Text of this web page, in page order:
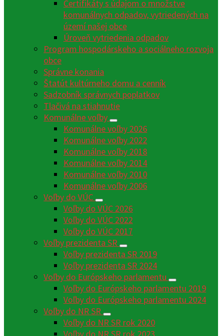
Certifikáty s údajom o množstve
komunálnych odpadov, vytriedených na
území našej obce
Úroveň vytriedenia odpadov
Program hospodárskeho a sociálneho rozvoja
obce
Správne konania
Štatút kultúrneho domu a cenník
Sadzobník správnych poplatkov
Tlačivá na stiahnutie
Komunálne voľby
Komunálne voľby 2026
Komunálne voľby 2022
Komunálne voľby 2018
Komunálne voľby 2014
Komunálne voľby 2010
Komunálne voľby 2006
Voľby do VÚC
Voľby do VÚC 2026
Voľby do VÚC 2022
Voľby do VÚC 2017
Voľby prezidenta SR
Voľby prezidenta SR 2019
Voľby prezidenta SR 2024
Voľby do Európskeho parlamentu
Voľby do Európskeho parlamentu 2019
Voľby do Európskeho parlamentu 2024
Voľby do NR SR
Voľby do NR SR rok 2020